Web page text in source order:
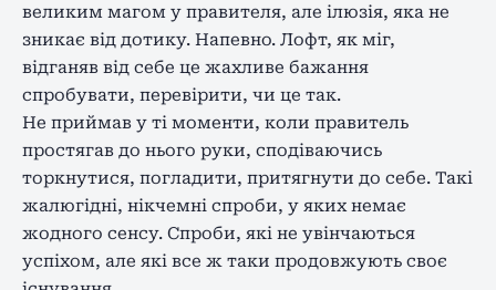
великим магом у правителя, але ілюзія, яка не
зникає від дотику. Напевно. Лофт, як міг,
відганяв від себе це жахливе бажання
спробувати, перевірити, чи це так.
Не приймав у ті моменти, коли правитель
простягав до нього руки, сподіваючись
торкнутися, погладити, притягнути до себе. Такі
жалюгідні, нікчемні спроби, у яких немає
жодного сенсу. Спроби, які не увінчаються
успіхом, але які все ж таки продовжують своє